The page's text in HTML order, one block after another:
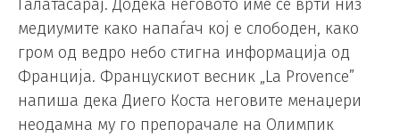
Галатасарај. Додека неговото име се врти низ
медиумите како напаѓач кој е слободен, како
гром од ведро небо стигна информација од
Франција. Францускиот весник „La Provence”
напиша дека Диего Коста неговите менаџери
неодамна му го препорачале на Олимпик